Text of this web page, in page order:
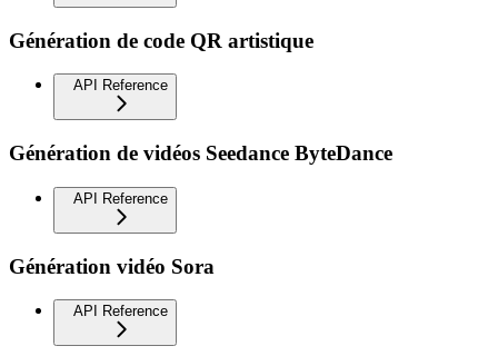
Génération de code QR artistique
API Reference
Génération de vidéos Seedance ByteDance
API Reference
Génération vidéo Sora
API Reference